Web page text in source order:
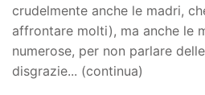
crudelmente anche le madri,
affrontare molti), ma anche le
numerose, per non parlare
disgrazie... (continua)